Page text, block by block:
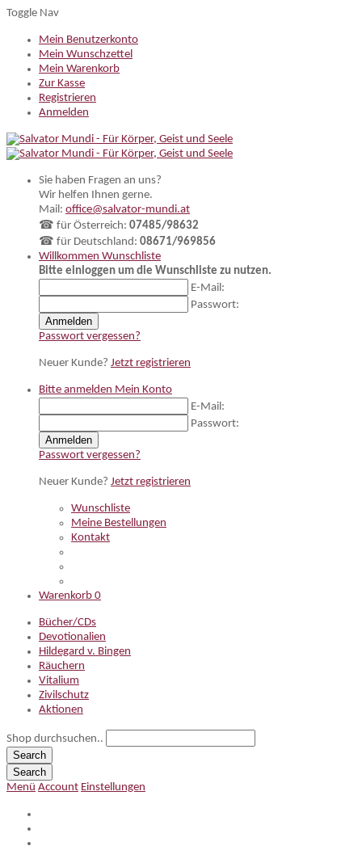
Toggle Nav
Mein Benutzerkonto
Mein Wunschzettel
Mein Warenkorb
Zur Kasse
Registrieren
Anmelden
Sie haben Fragen an uns?
Wir helfen Ihnen gerne.
Mail: office@salvator-mundi.at
☎ für Österreich: 07485/98632
☎ für Deutschland: 08671/969856
Willkommen Wunschliste
Bitte einloggen um die Wunschliste zu nutzen.
E-Mail:
Passwort:
Anmelden
Passwort vergessen?
Neuer Kunde? Jetzt registrieren
Bitte anmelden Mein Konto
E-Mail:
Passwort:
Anmelden
Passwort vergessen?
Neuer Kunde? Jetzt registrieren
Wunschliste
Meine Bestellungen
Kontakt
Warenkorb 0
Bücher/CDs
Devotionalien
Hildegard v. Bingen
Räuchern
Vitalium
Zivilschutz
Aktionen
Shop durchsuchen..
Search
Search
Menü Account Einstellungen